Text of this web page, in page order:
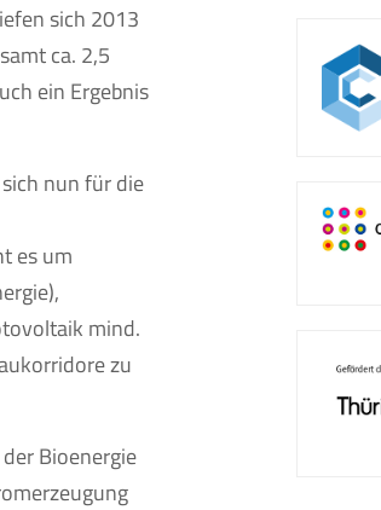
sich 2013
ca. 2,5
ein Ergebnis
nun für die
es um
mind.
zu
Bioenergie